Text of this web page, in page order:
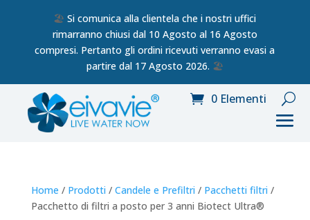
🏖️Si comunica alla clientela che i nostri uffici
rimarranno chiusi dal 10 Agosto al 16 Agosto
compresi. Pertanto gli ordini ricevuti verranno evasi a
partire dal 17 Agosto 2026. 🏖️
0 Elementi
Home / Prodotti / Candele e Prefiltri / Pacchetti filtri /
Pacchetto di filtri a posto per 3 anni Biotect Ultra®